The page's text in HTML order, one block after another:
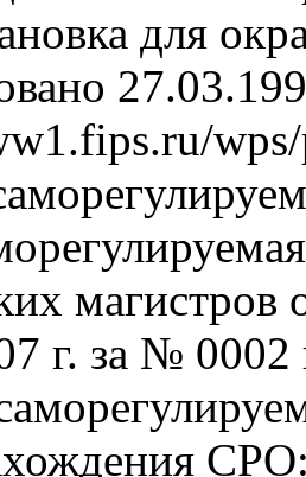
для
магистров
г. за № 0002